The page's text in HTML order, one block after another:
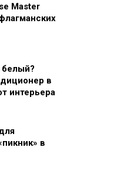
Master
белый?
в
интерьера
в